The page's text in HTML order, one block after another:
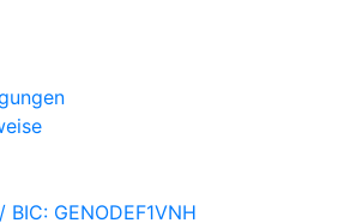
GENODEF1VNH